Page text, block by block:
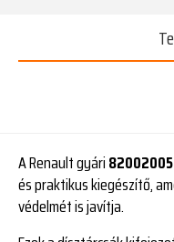
A Renault gyári
és praktikus kiegészítő,
védelmét is javítja.